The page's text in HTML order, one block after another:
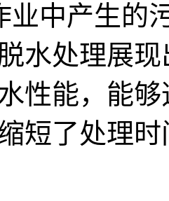
中产生的
水处理展
性能，能
短了处理